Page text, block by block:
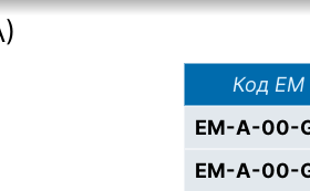
Код EM
EM-A-00-
EM-A-00-